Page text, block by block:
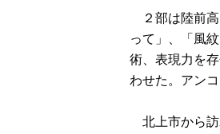
２部は陸前高
って」、「風
術、表現力を
わせた。アン
北上市から訪